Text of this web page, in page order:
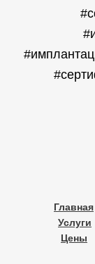
Главная
Услуги
Цены